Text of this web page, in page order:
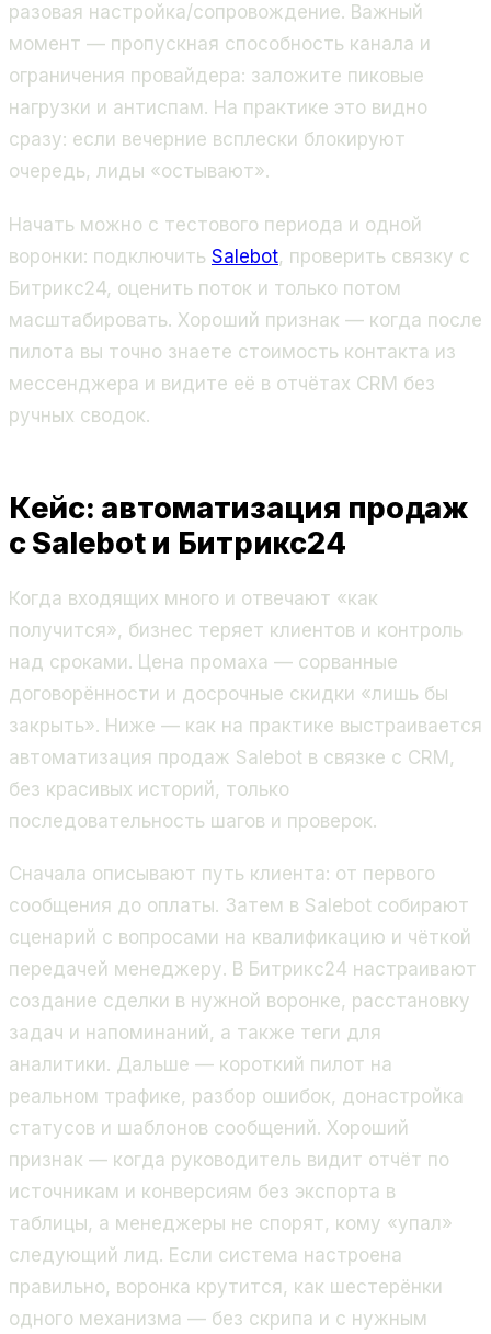
разовая настройка/сопровождение. Важный
момент — пропускная способность канала и
ограничения провайдера: заложите пиковые
нагрузки и антиспам. На практике это видно
сразу: если вечерние всплески блокируют
очередь, лиды «остывают».
Начать можно с тестового периода и одной
воронки: подключить Salebot, проверить связку с
Битрикс24, оценить поток и только потом
масштабировать. Хороший признак — когда после
пилота вы точно знаете стоимость контакта из
мессенджера и видите её в отчётах CRM без
ручных сводок.
Кейс: автоматизация продаж
с Salebot и Битрикс24
Когда входящих много и отвечают «как
получится», бизнес теряет клиентов и контроль
над сроками. Цена промаха — сорванные
договорённости и досрочные скидки «лишь бы
закрыть». Ниже — как на практике выстраивается
автоматизация продаж Salebot в связке с CRM,
без красивых историй, только
последовательность шагов и проверок.
Сначала описывают путь клиента: от первого
сообщения до оплаты. Затем в Salebot собирают
сценарий с вопросами на квалификацию и чёткой
передачей менеджеру. В Битрикс24 настраивают
создание сделки в нужной воронке, расстановку
задач и напоминаний, а также теги для
аналитики. Дальше — короткий пилот на
реальном трафике, разбор ошибок, донастройка
статусов и шаблонов сообщений. Хороший
признак — когда руководитель видит отчёт по
источникам и конверсиям без экспорта в
таблицы, а менеджеры не спорят, кому «упал»
следующий лид. Если система настроена
правильно, воронка крутится, как шестерёнки
одного механизма — без скрипа и с нужным